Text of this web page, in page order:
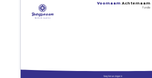
Voeg hier uw slogan in
Voornaam Achternaam
Functie
Bedrijfsnaam
Bedrijfs tagline